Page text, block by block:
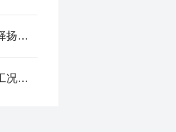
电动蝶阀哪家好？——选择扬州贝尔的六大理由
电动蝶阀选型指南——从工况到执行器，一篇读懂关键参数